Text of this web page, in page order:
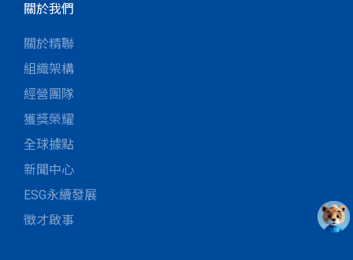
關於我們
關於精聯
組織架構
經營團隊
獲獎榮耀
全球據點
新聞中心
ESG永續發展
徵才啟事